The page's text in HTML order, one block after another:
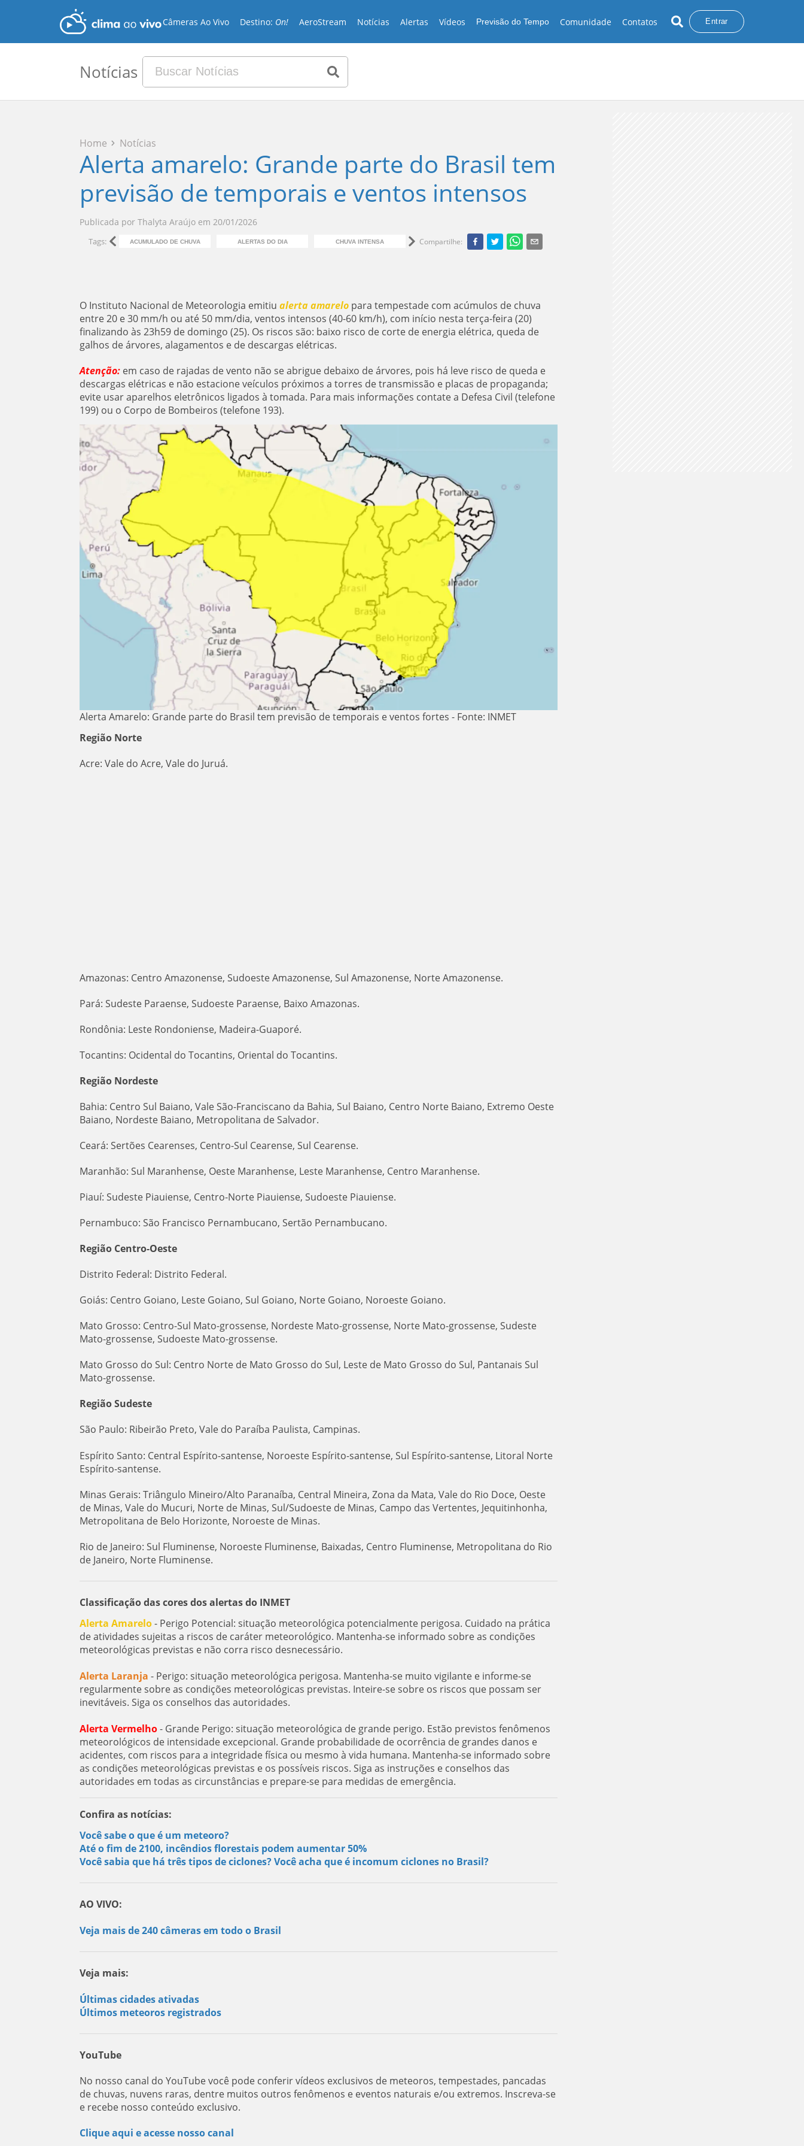
Câmeras Ao Vivo Destino: On! AeroStream Notícias Alertas Vídeos Previsão do Tempo Comunidade Contatos Entrar
Notícias
Home Notícias
Alerta amarelo: Grande parte do Brasil tem
previsão de temporais e ventos intensos
Publicada por Thalyta Araújo em 20/01/2026
Tags: ACUMULADO DE CHUVA ALERTAS DO DIA CHUVA INTENSA ALERTA AMARELO
Compartilhe:
O Instituto Nacional de Meteorologia emitiu alerta amarelopara tempestade com acúmulos de chuva
entre 20 e 30 mm/h ou até 50 mm/dia, ventos intensos (40-60 km/h), com início nesta terça-feira (20)
finalizando às 23h59 de domingo (25). Os riscos são: baixo risco de corte de energia elétrica, queda de
galhos de árvores, alagamentos e de descargas elétricas.
Atenção:em caso de rajadas de vento não se abrigue debaixo de árvores, pois há leve risco de queda e
descargas elétricas e não estacione veículos próximos a torres de transmissão e placas de propaganda;
evite usar aparelhos eletrônicos ligados à tomada. Para mais informações contate a Defesa Civil (telefone
199) ou o Corpo de Bombeiros (telefone 193).
Alerta Amarelo: Grande parte do Brasil tem previsão de temporais e ventos fortes - Fonte: INMET
Região Norte
Acre: Vale do Acre, Vale do Juruá.
Amazonas: Centro Amazonense, Sudoeste Amazonense, Sul Amazonense, Norte Amazonense.
Pará: Sudeste Paraense, Sudoeste Paraense, Baixo Amazonas.
Rondônia: Leste Rondoniense, Madeira-Guaporé.
Tocantins: Ocidental do Tocantins, Oriental do Tocantins.
Região Nordeste
Bahia: Centro Sul Baiano, Vale São-Franciscano da Bahia, Sul Baiano, Centro Norte Baiano, Extremo Oeste
Baiano, Nordeste Baiano, Metropolitana de Salvador.
Ceará: Sertões Cearenses, Centro-Sul Cearense, Sul Cearense.
Maranhão: Sul Maranhense, Oeste Maranhense, Leste Maranhense, Centro Maranhense.
Piauí: Sudeste Piauiense, Centro-Norte Piauiense, Sudoeste Piauiense.
Pernambuco: São Francisco Pernambucano, Sertão Pernambucano.
Região Centro-Oeste
Distrito Federal: Distrito Federal.
Goiás: Centro Goiano, Leste Goiano, Sul Goiano, Norte Goiano, Noroeste Goiano.
Mato Grosso: Centro-Sul Mato-grossense, Nordeste Mato-grossense, Norte Mato-grossense, Sudeste
Mato-grossense, Sudoeste Mato-grossense.
Mato Grosso do Sul: Centro Norte de Mato Grosso do Sul, Leste de Mato Grosso do Sul, Pantanais Sul
Mato-grossense.
Região Sudeste
São Paulo: Ribeirão Preto, Vale do Paraíba Paulista, Campinas.
Espírito Santo: Central Espírito-santense, Noroeste Espírito-santense, Sul Espírito-santense, Litoral Norte
Espírito-santense.
Minas Gerais: Triângulo Mineiro/Alto Paranaíba, Central Mineira, Zona da Mata, Vale do Rio Doce, Oeste
de Minas, Vale do Mucuri, Norte de Minas, Sul/Sudoeste de Minas, Campo das Vertentes, Jequitinhonha,
Metropolitana de Belo Horizonte, Noroeste de Minas.
Rio de Janeiro: Sul Fluminense, Noroeste Fluminense, Baixadas, Centro Fluminense, Metropolitana do Rio
de Janeiro, Norte Fluminense.
Classificação das cores dos alertas do INMET
Alerta Amarelo- Perigo Potencial: situação meteorológica potencialmente perigosa. Cuidado na prática
de atividades sujeitas a riscos de caráter meteorológico. Mantenha-se informado sobre as condições
meteorológicas previstas e não corra risco desnecessário.
Alerta Laranja - Perigo: situação meteorológica perigosa. Mantenha-se muito vigilante e informe-se
regularmente sobre as condições meteorológicas previstas. Inteire-se sobre os riscos que possam ser
inevitáveis. Siga os conselhos das autoridades.
Alerta Vermelho- Grande Perigo: situação meteorológica de grande perigo. Estão previstos fenômenos
meteorológicos de intensidade excepcional. Grande probabilidade de ocorrência de grandes danos e
acidentes, com riscos para a integridade física ou mesmo à vida humana. Mantenha-se informado sobre
as condições meteorológicas previstas e os possíveis riscos. Siga as instruções e conselhos das
autoridades em todas as circunstâncias e prepare-se para medidas de emergência.
Confira as notícias:
Você sabe o que é um meteoro?
Até o fim de 2100, incêndios florestais podem aumentar 50%
Você sabia que há três tipos de ciclones? Você acha que é incomum ciclones no Brasil?
AO VIVO:
Veja mais de 240 câmeras em todo o Brasil
Veja mais:
Últimas cidades ativadas
Últimos meteoros registrados
YouTube
No nosso canal do YouTube você pode conferir vídeos exclusivos de meteoros, tempestades, pancadas
de chuvas, nuvens raras, dentre muitos outros fenômenos e eventos naturais e/ou extremos. Inscreva-se
e recebe nosso conteúdo exclusivo.
Clique aqui e acesse nosso canal